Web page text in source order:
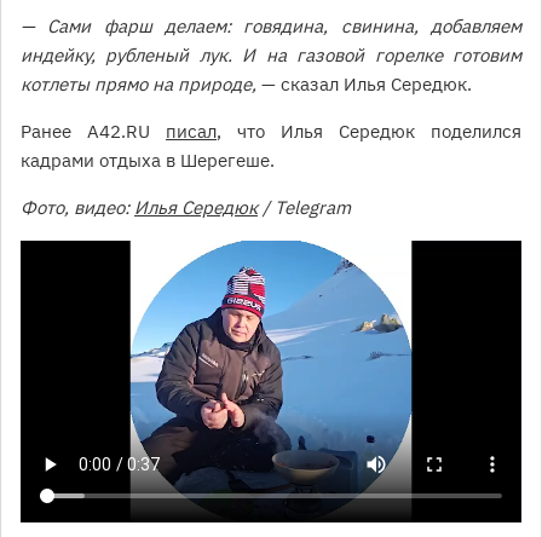
— Сами фарш делаем: говядина, свинина, добавляем
индейку, рубленый лук. И на газовой горелке готовим
котлеты прямо на природе, — сказал Илья Середюк.
Ранее A42.RU писал, что Илья Середюк поделился
кадрами отдыха в Шерегеше.
Фото, видео: Илья Середюк/ Telegram